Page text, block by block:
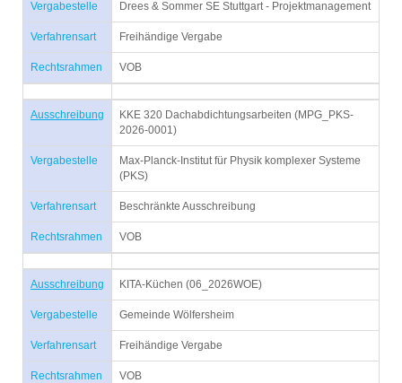
Vergabestelle Drees & Sommer SE Stuttgart - Projektmanagement
Verfahrensart Freihändige Vergabe
Rechtsrahmen VOB
Ausschreibung
KKE 320 Dachabdichtungsarbeiten (MPG_PKS-
2026-0001)
Vergabestelle
Max-Planck-Institut für Physik komplexer Systeme
(PKS)
Verfahrensart Beschränkte Ausschreibung
Rechtsrahmen VOB
Ausschreibung KITA-Küchen (06_2026WOE)
Vergabestelle Gemeinde Wölfersheim
Verfahrensart Freihändige Vergabe
Rechtsrahmen VOB